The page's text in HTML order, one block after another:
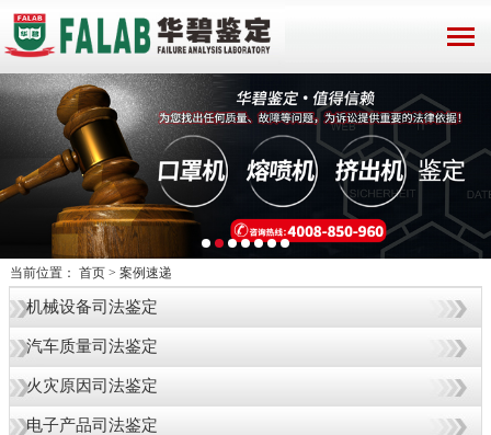
当前位置： 首页> 案例速递
机械设备司法鉴定
汽车质量司法鉴定
火灾原因司法鉴定
电子产品司法鉴定